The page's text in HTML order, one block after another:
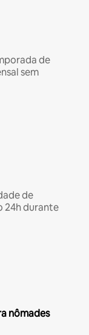
de
sem
de
24h durante
nômades